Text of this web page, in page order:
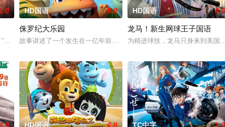
新开发，该工厂被迫面临拆迁，带刀敬太郎已经在这里坚持了四年，代替
成团”，在搞钱和搞事业之间选择了“搞事情”？！吕洞宾、钟离权带队，集结
HD国语 8.0
侏罗纪大乐园
故事讲述了一个发生在一亿年前恐龙世纪的故事。影片主角是一只肉
HD国语 9.0
龙马！新生网球王子国语
为精进球技，龙马只身来到美国
HD国语 6.0 TC中字 1.0